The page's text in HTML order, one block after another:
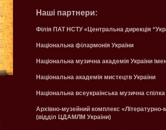
Наші партнери:
Філія ПАТ НСТУ «Центральна дирекція
Національна філармонія України
Національна музична академія України
Національна академія мистецтв України
Національна всеукраїнська музична спілка
Архівно-музейний комплекс «Літературно-
(відділ ЦДАМЛМ України)